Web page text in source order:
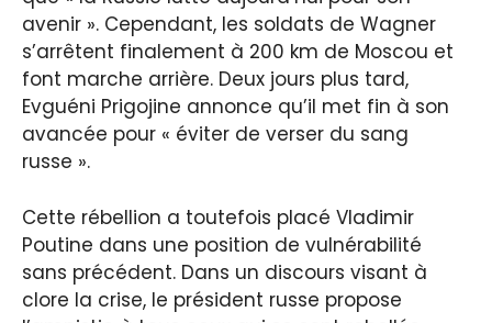
avenir ». Cependant, les soldats de Wagner
s’arrêtent finalement à 200 km de Moscou et
font marche arrière. Deux jours plus tard,
Evguéni Prigojine annonce qu’il met fin à son
avancée pour « éviter de verser du sang
russe ».
Cette rébellion a toutefois placé Vladimir
Poutine dans une position de vulnérabilité
sans précédent. Dans un discours visant à
clore la crise, le président russe propose